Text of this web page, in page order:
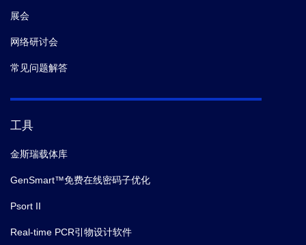
展会
网络研讨会
常见问题解答
工具
金斯瑞载体库
GenSmart™免费在线密码子优化
Psort II
Real-time PCR引物设计软件